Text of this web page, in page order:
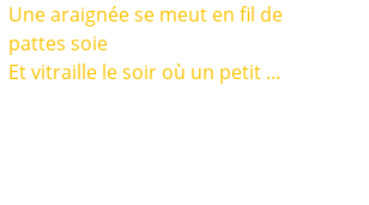
Une araignée se meut en fil de
pattes soie
Et vitraille le soir où un petit ...